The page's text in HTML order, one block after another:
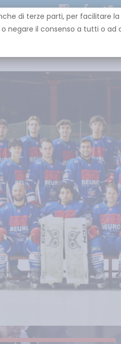
di terze parti, per facilitare
negare il consenso a tutti o ad